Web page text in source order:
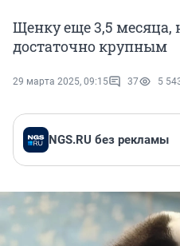
Щенку еще 3,5 месяца,
достаточно крупным
29 марта 2025, 09:15 37 5
NGS.RU без рекламы